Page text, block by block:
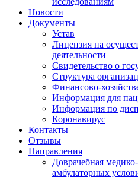
Новости
Документы
Устав
Лицензия на
деятельности
Свидетельство о
Структура
Финансово-
Информация для
Информация по
Коронавирус
Контакты
Отзывы
Направления
Доврачебная
амбулаторных